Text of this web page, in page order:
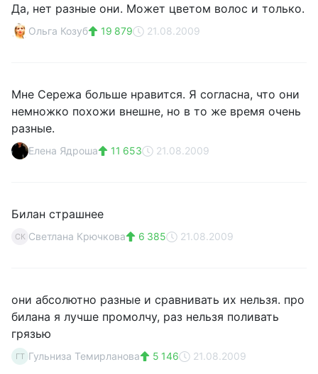
Да, нет разные они. Может цветом волос и только.
Ольга Козуб 19 879 21.08.2009
Мне Сережа больше нравится. Я согласна, что они
немножко похожи внешне, но в то же время очень
разные.
Елена Ядроша 11 653 21.08.2009
Билан страшнее
СК Светлана Крючкова 6 385 21.08.2009
они абсолютно разные и сравнивать их нельзя. про
билана я лучше промолчу, раз нельзя поливать
грязью
ГТ Гульниза Темирланова 5 146 21.08.2009